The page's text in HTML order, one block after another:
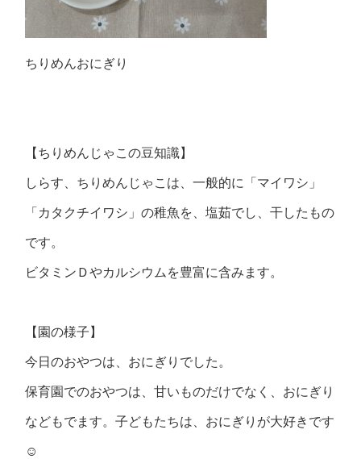
ちりめんおにぎり
【ちりめんじゃこの豆知識】
しらす、ちりめんじゃこは、一般的に「マイワシ」
「カタクチイワシ」の稚魚を、塩茹でし、干したもの
です。
ビタミンＤやカルシウムを豊富に含みます。
【園の様子】
今日のおやつは、おにぎりでした。
保育園でのおやつは、甘いものだけでなく、おにぎり
などもでます。子どもたちは、おにぎりが大好きです
☺